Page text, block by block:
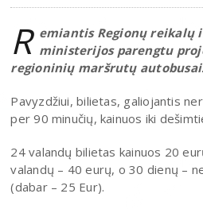
R emiantis Regionų reikalų
ministerijos parengtu
regioninių maršrutų
Pavyzdžiui, bilietas, galiojantis
per 90 minučių, kainuos iki
24 valandų bilietas kainuos 20
valandų – 40 eurų, o 30 dienų –
(dabar – 25 Eur).